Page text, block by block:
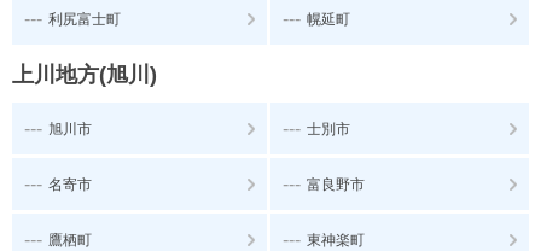
--- 利尻富士町 --- 幌延町
上川地方(旭川)
--- 旭川市 --- 士別市
--- 名寄市 --- 富良野市
--- 鷹栖町 --- 東神楽町